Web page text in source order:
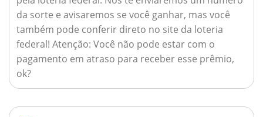
da sorte e avisaremos se você ganhar, mas você
também pode conferir direto no site da loteria
federal! Atenção: Você não pode estar com o
pagamento em atraso para receber esse prêmio,
ok?